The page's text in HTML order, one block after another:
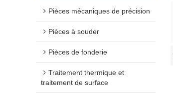
Pièces mécaniques de précision
Pièces à souder
Pièces de fonderie
Traitement thermique et
traitement de surface